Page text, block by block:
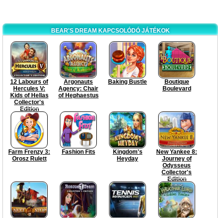
BEAR'S DREAM KAPCSOLÓDÓ JÁTÉKOK
12 Labours of
Hercules V:
Kids of Hellas
Collector's
Edition
Argonauts
Agency: Chair
of Hephaestus
Baking Bustle
Boutique
Boulevard
Farm Frenzy 3:
Orosz Rulett
Fashion Fits
Kingdom's
Heyday
New Yankee 8:
Journey of
Odysseus
Collector's
Edition